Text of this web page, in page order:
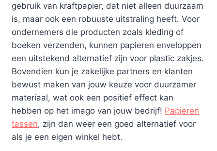
gebruik van kraftpapier, dat niet alleen duurzaam
is, maar ook een robuuste uitstraling heeft. Voor
ondernemers die producten zoals kleding of
boeken verzenden, kunnen papieren enveloppen
een uitstekend alternatief zijn voor plastic zakjes.
Bovendien kun je zakelijke partners en klanten
bewust maken van jouw keuze voor duurzamer
materiaal, wat ook een positief effect kan
hebben op het imago van jouw bedrijf! Papieren
tassen, zijn dan weer een goed alternatief voor
als je een eigen winkel hebt.